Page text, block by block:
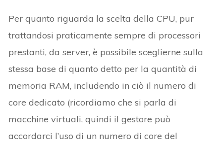
Per quanto riguarda la scelta della CPU, pur
trattandosi praticamente sempre di processori
prestanti, da server, è possibile sceglierne sulla
stessa base di quanto detto per la quantità di
memoria RAM, includendo in ciò il numero di
core dedicato (ricordiamo che si parla di
macchine virtuali, quindi il gestore può
accordarci l’uso di un numero di core del